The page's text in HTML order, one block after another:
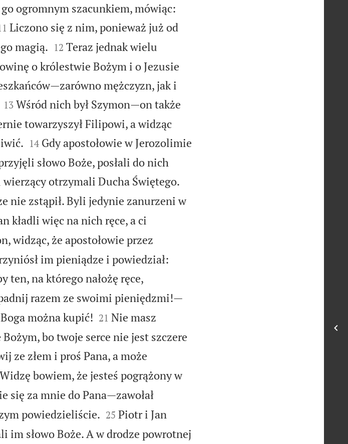
ogromnym szacunkiem, mówiąc:
Liczono się z nim, ponieważ już od
magią.
12 Teraz jednak wielu
o królestwie Bożym i o Jezusie
mężczyzn, jak i

13 Wśród nich był Szymon—on także
towarzyszył Filipowi, a widząc

14 Gdy apostołowie w Jerozolimie
słowo Boże, posłali do nich
otrzymali Ducha Świętego.
nie zstąpił. Byli jedynie zanurzeni w
kładli więc na nich ręce, a ci
widząc, że apostołowie przez
im pieniądze i powiedział:
ten, na którego nałożę ręce,
razem ze swoimi pieniędzmi!—
można kupić!
21 Nie masz
bo twoje serce nie jest szczere
ze złem i proś Pana, a może
Widzę bowiem, że jesteś pogrążony w
się za mnie do Pana—zawołał
powiedzieliście.
25 Piotr i Jan
słowo Boże. A w drodze powrotnej